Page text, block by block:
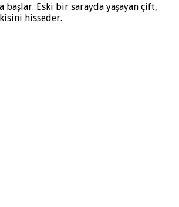
başlar. Eski bir sarayda yaşayan çift,
hisseder.